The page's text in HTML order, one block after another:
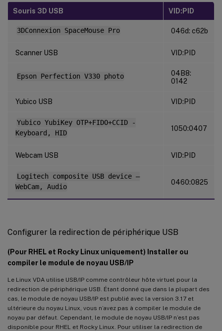
Souris 3D USB VID:PID
3DConnexion SpaceMouse Pro 046d: c62b
Scanner USB VID:PID
Epson Perfection V330 photo
04B8:
0142
Yubico USB VID:PID
Yubico YubiKey OTP+FIDO+CCID -
Keyboard, HID
1050:0407
Webcam USB VID:PID
Logitech composite USB device –
WebCam, Audio
0460:0825
Configurer la redirection de périphérique USB
(Pour RHEL et Rocky Linux uniquement) Installer ou
compiler le module de noyau USB/IP
Le Linux VDA utilise USB/IP comme contrôleur hôte virtuel pour la
redirection de périphérique USB. Étant donné que dans la plupart des
cas, le module de noyau USB/IP est publié avec la version 3.17 et
ultérieure du noyau Linux, vous n’avez pas à compiler le module de
noyau par défaut. Cependant, le module de noyau USB/IP n’est pas
disponible pour RHEL et Rocky Linux. Pour utiliser la redirection de